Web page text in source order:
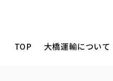
TOP 大橋運輸について